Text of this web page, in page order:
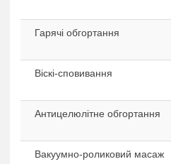
Гарячі обгортання
Віскі-сповивання
Антицелюлітне обгортання
Вакуумно-роликовий масаж